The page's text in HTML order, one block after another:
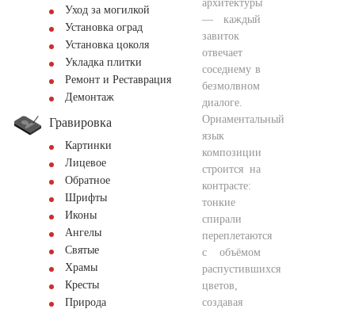
Уход за могилкой
Установка оград
Установка цоколя
Укладка плитки
Ремонт и Реставрация
Демонтаж
Гравировка
Картинки
Лицевое
Обратное
Шрифты
Иконы
Ангелы
Святые
Храмы
Кресты
Природа
архитектуры
— каждый
завиток
отвечает
соседнему в
безмолвном
диалоге.
Орнаментальный
язык
композиции
строится на
контрасте:
тонкие
спирали
переплетаются
с объёмом
распустившихся
цветов,
создавая